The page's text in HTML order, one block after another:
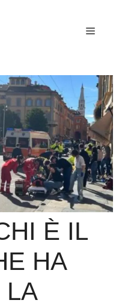
Menu
È IL
HA
LA